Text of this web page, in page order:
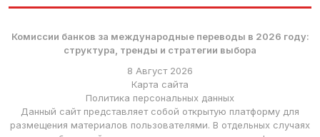
Комиссии банков за международные переводы в 2026 году:
структура, тренды и стратегии выбора
8 Август 2026
Карта сайта
Политика персональных данных
Данный сайт представляет собой открытую платформу для
размещения материалов пользователями. В отдельных случаях